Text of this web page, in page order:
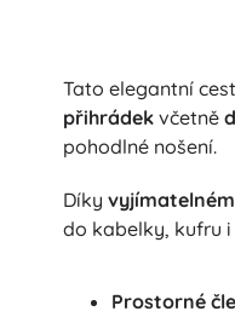
Tato elegantní
přihrádek včetně
pohodlné nošení.
Díky
do kabelky, kufru
Prostorné